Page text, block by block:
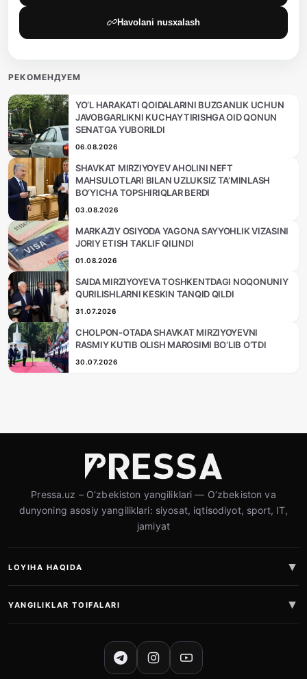
Havolani nusxalash
РЕКОМЕНДУЕМ
YO‘L HARAKATI QOIDALARINI BUZGANLIK UCHUN
JAVOBGARLIKNI KUCHAYTIRISHGA OID QONUN
SENATGA YUBORILDI
06.08.2026
SHAVKAT MIRZIYOYEV AHOLINI NEFT
MAHSULOTLARI BILAN UZLUKSIZ TA’MINLASH
BO‘YICHA TOPSHIRIQLAR BERDI
03.08.2026
MARKAZIY OSIYODA YAGONA SAYYOHLIK VIZASINI
JORIY ETISH TAKLIF QILINDI
01.08.2026
SAIDA MIRZIYOYEVA TOSHKENTDAGI NOQONUNIY
QURILISHLARNI KESKIN TANQID QILDI
31.07.2026
CHOLPON-OTADA SHAVKAT MIRZIYOYEVNI
RASMIY KUTIB OLISH MAROSIMI BO‘LIB O‘TDI
30.07.2026
Pressa.uz – O‘zbekiston yangiliklari — O‘zbekiston va
dunyoning asosiy yangiliklari: siyosat, iqtisodiyot, sport, IT,
jamiyat
LOYIHA HAQIDA
YANGILIKLAR TOIFALARI
IJTIMOIY TARMOQLAR